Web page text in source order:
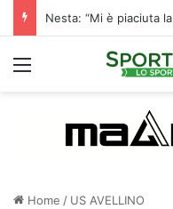
Menu
Home / US AVELLINO